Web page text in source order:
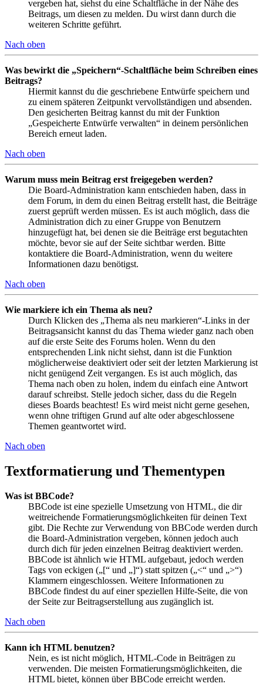
vergeben hat, siehst du eine Schaltfläche in der Nähe des
Beitrags, um diesen zu melden. Du wirst dann durch die
weiteren Schritte geführt.
Nach oben
Was bewirkt die „Speichern“-Schaltfläche beim Schreiben eines
Beitrags?
Hiermit kannst du die geschriebene Entwürfe speichern und
zu einem späteren Zeitpunkt vervollständigen und absenden.
Den gesicherten Beitrag kannst du mit der Funktion
„Gespeicherte Entwürfe verwalten“ in deinem persönlichen
Bereich erneut laden.
Nach oben
Warum muss mein Beitrag erst freigegeben werden?
Die Board-Administration kann entschieden haben, dass in
dem Forum, in dem du einen Beitrag erstellt hast, die Beiträge
zuerst geprüft werden müssen. Es ist auch möglich, dass die
Administration dich zu einer Gruppe von Benutzern
hinzugefügt hat, bei denen sie die Beiträge erst begutachten
möchte, bevor sie auf der Seite sichtbar werden. Bitte
kontaktiere die Board-Administration, wenn du weitere
Informationen dazu benötigst.
Nach oben
Wie markiere ich ein Thema als neu?
Durch Klicken des „Thema als neu markieren“-Links in der
Beitragsansicht kannst du das Thema wieder ganz nach oben
auf die erste Seite des Forums holen. Wenn du den
entsprechenden Link nicht siehst, dann ist die Funktion
möglicherweise deaktiviert oder seit der letzten Markierung ist
nicht genügend Zeit vergangen. Es ist auch möglich, das
Thema nach oben zu holen, indem du einfach eine Antwort
darauf schreibst. Stelle jedoch sicher, dass du die Regeln
dieses Boards beachtest! Es wird meist nicht gerne gesehen,
wenn ohne triftigen Grund auf alte oder abgeschlossene
Themen geantwortet wird.
Nach oben
Textformatierung und Thementypen
Was ist BBCode?
BBCode ist eine spezielle Umsetzung von HTML, die dir
weitreichende Formatierungsmöglichkeiten für deinen Text
gibt. Die Rechte zur Verwendung von BBCode werden durch
die Board-Administration vergeben, können jedoch auch
durch dich für jeden einzelnen Beitrag deaktiviert werden.
BBCode ist ähnlich wie HTML aufgebaut, jedoch werden
Tags von eckigen („[“ und „]“) statt spitzen („<“ und „>“)
Klammern eingeschlossen. Weitere Informationen zu
BBCode findest du auf einer speziellen Hilfe-Seite, die von
der Seite zur Beitragserstellung aus zugänglich ist.
Nach oben
Kann ich HTML benutzen?
Nein, es ist nicht möglich, HTML-Code in Beiträgen zu
verwenden. Die meisten Formatierungsmöglichkeiten, die
HTML bietet, können über BBCode erreicht werden.